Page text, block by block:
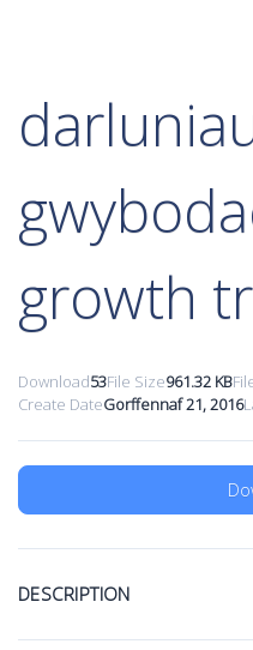
growth
Download53File Size961.32 KB
Create DateGorffennaf 21, 2016
DESCRIPTION